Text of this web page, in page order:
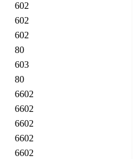
602
602
602
80
603
80
6602
6602
6602
6602
6602